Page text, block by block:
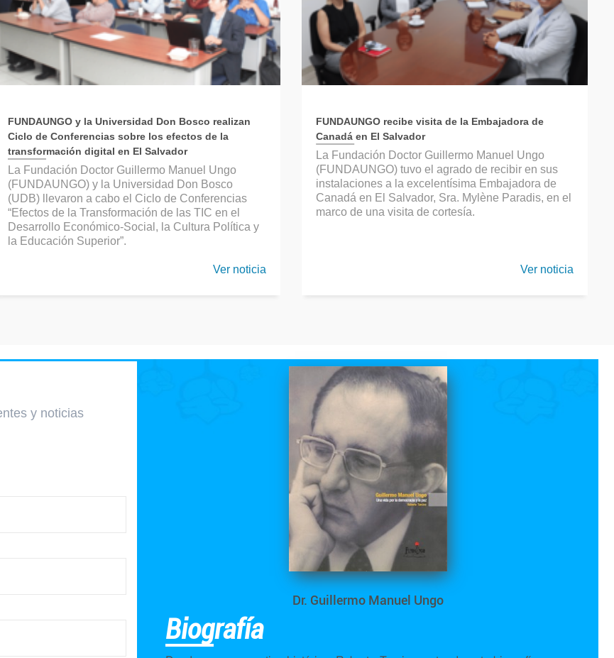
FUNDAUNGO y la Universidad Don Bosco realizan
Ciclo de Conferencias sobre los efectos de la
transformación digital en El Salvador
La Fundación Doctor Guillermo Manuel Ungo
(FUNDAUNGO) y la Universidad Don Bosco
(UDB) llevaron a cabo el Ciclo de Conferencias
“Efectos de la Transformación de las TIC en el
Desarrollo Económico-Social, la Cultura Política y
la Educación Superior”.
Ver noticia
FUNDAUNGO recibe visita de la Embajadora de
Canadá en El Salvador
La Fundación Doctor Guillermo Manuel Ungo
(FUNDAUNGO) tuvo el agrado de recibir en sus
instalaciones a la excelentísima Embajadora de
Canadá en El Salvador, Sra. Mylène Paradis, en el
marco de una visita de cortesía.
Ver noticia
y noticias
Dr. Guillermo Manuel Ungo
Biografía